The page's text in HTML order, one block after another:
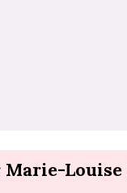
Louise